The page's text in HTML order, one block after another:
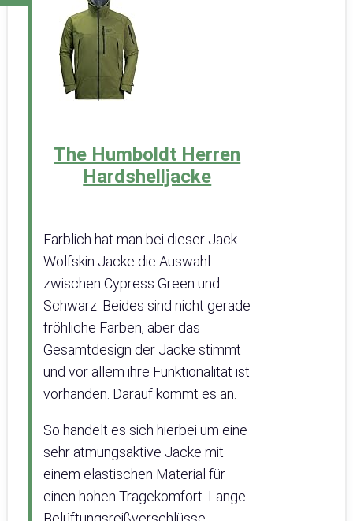
The Humboldt Herren
Hardshelljacke
Farblich hat man bei dieser Jack
Wolfskin Jacke die Auswahl
zwischen Cypress Green und
Schwarz. Beides sind nicht gerade
fröhliche Farben, aber das
Gesamtdesign der Jacke stimmt
und vor allem ihre Funktionalität ist
vorhanden. Darauf kommt es an.
So handelt es sich hierbei um eine
sehr atmungsaktive Jacke mit
einem elastischen Material für
einen hohen Tragekomfort. Lange